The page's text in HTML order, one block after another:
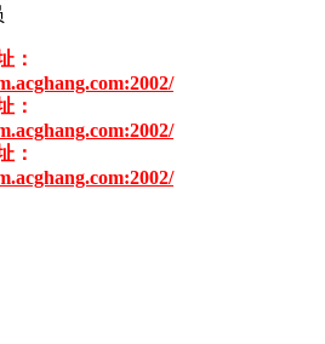
：
：
：